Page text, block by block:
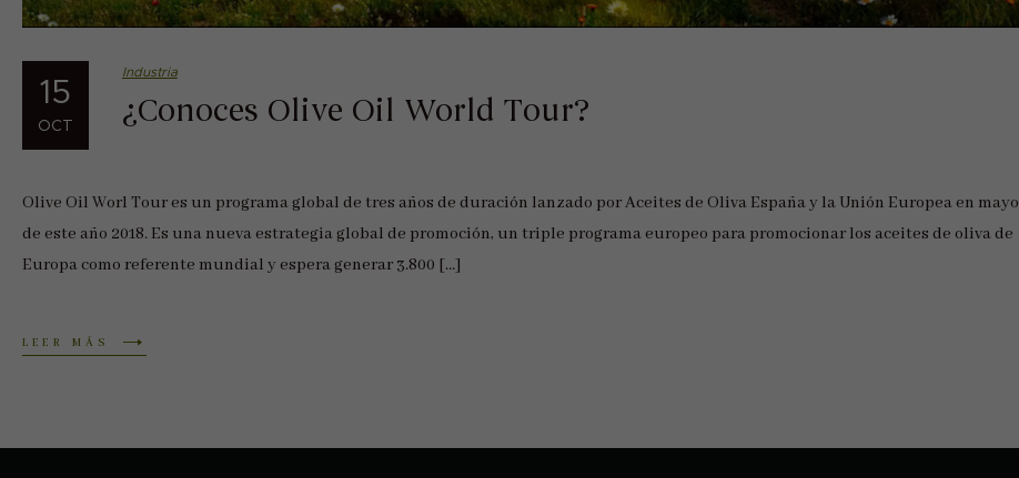
15
OCT
Industria
¿Conoces Olive Oil World Tour?
Olive Oil Worl Tour es un programa global de tres años de duración lanzado por Aceites de Oliva España y la Unión Europea en mayo
de este año 2018. Es una nueva estrategia global de promoción, un triple programa europeo para promocionar los aceites de oliva de
Europa como referente mundial y espera generar 3.800 […]
LEER MÁS